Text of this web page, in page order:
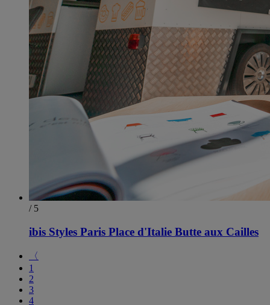
/ 5
ibis Styles Paris Place d'Italie Butte aux Cailles
〈
1
2
3
4